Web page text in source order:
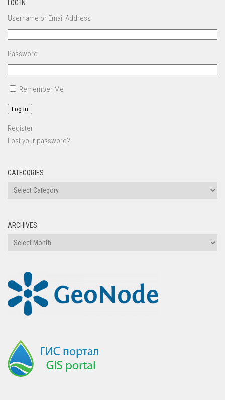
LOG IN
Username or Email Address
Password
Remember Me
Log In
Register
Lost your password?
CATEGORIES
ARCHIVES